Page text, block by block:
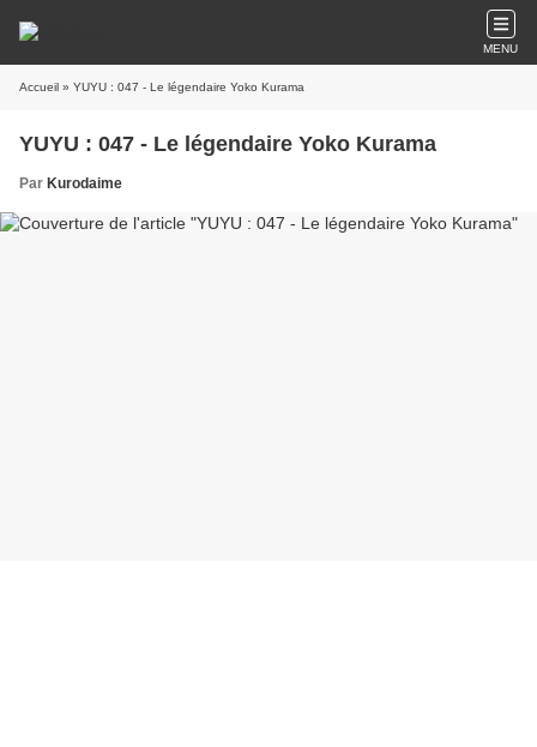
MENU
Accueil » YUYU : 047 - Le légendaire Yoko Kurama
YUYU : 047 - Le légendaire Yoko Kurama
Par Kurodaime